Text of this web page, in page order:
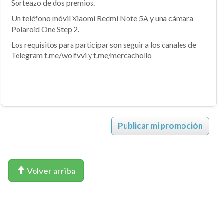
Sorteazo de dos premios.
Un teléfono móvil Xiaomi Redmi Note 5A y una cámara
Polaroid One Step 2.
Los requisitos para participar son seguir a los canales de
Telegram t.me/wolfvvi y t.me/mercachollo
Publicar mi promoción
Volver arriba